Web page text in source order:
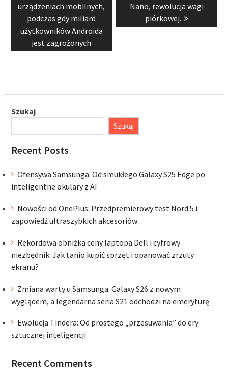
urządzeniach mobilnych,
podczas gdy miliard
użytkowników Androida
jest zagrożonych
Nano, rewolucja wagi
piórkowej.
Szukaj
Szukaj
Recent Posts
Ofensywa Samsunga: Od smukłego Galaxy S25 Edge po
inteligentne okulary z AI
Nowości od OnePlus: Przedpremierowy test Nord 5 i
zapowiedź ultraszybkich akcesoriów
Rekordowa obniżka ceny laptopa Dell i cyfrowy
niezbędnik: Jak tanio kupić sprzęt i opanować zrzuty
ekranu?
Zmiana warty u Samsunga: Galaxy S26 z nowym
wyglądem, a legendarna seria S21 odchodzi na emeryturę
Ewolucja Tindera: Od prostego „przesuwania” do ery
sztucznej inteligencji
Recent Comments